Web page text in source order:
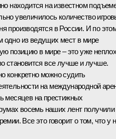
находится на известном
увеличилось количество
производятся в России. И по
одно из ведущих мест в мире
позицию в мире – это уже
становится все лучше и лучше.
конкретно можно судить
на международной
месяцев на престижных
восемь наших лент получили
Все это говорит о том, что у